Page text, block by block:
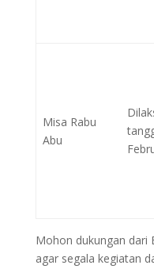
Misa Rabu
Abu
Mohon dukungan dari
agar segala kegiatan